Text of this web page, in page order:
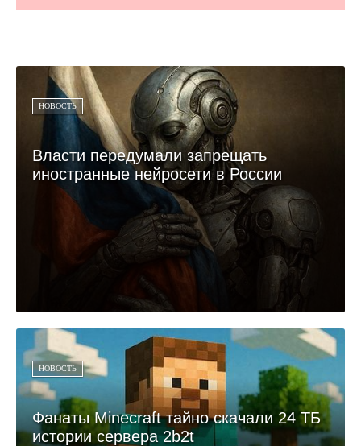
НОВОСТЬ
Власти передумали запрещать
иностранные нейросети в России
НОВОСТЬ
Фанаты Minecraft тайно скачали 24 ТБ
истории сервера 2b2t